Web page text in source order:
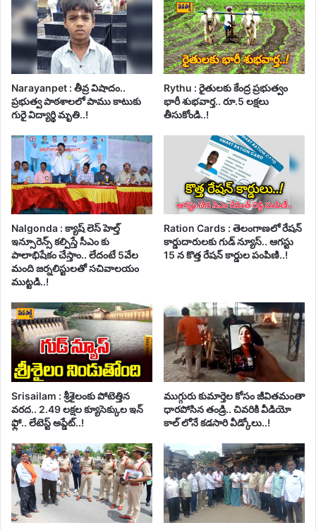
Narayanpet : తీవ్ర విషాదం..
ప్రభుత్వ పాఠశాలలో పాము కాటుకు
గురై విద్యార్థి మృతి..!
Rythu : రైతులకు కేంద్ర ప్రభుత్వం
భారీ శుభవార్త.. రూ.5 లక్షలు
తీసుకోండి..!
Nalgonda : క్యాష్ లెస్ హెల్త్
ఇన్సూరెన్స్ కల్పిస్తే సీఎం కు
పాలాభిషేకం చేస్తాం.. లేదంటే 5వేల
మంది జర్నలిస్టులతో సచివాలయం
ముట్టడి..!
Ration Cards : తెలంగాణలో రేషన్
కార్డుదారులకు గుడ్ న్యూస్.. ఆగస్టు
15 న కొత్త రేషన్ కార్డుల పంపిణి..!
Srisailam : శ్రీశైలంకు పోటెత్తిన
వరద.. 2.49 లక్షల క్యూసెక్కుల ఇన్
ఫ్లో.. లేటెస్ట్ అప్డేట్..!
ముగ్గురు కుమార్తెల కోసం జీవితమంతా
ధారపోసిన తండ్రి.. చివరికి వీడియో
కాల్ లోనే కడసారి వీడ్కోలు..!